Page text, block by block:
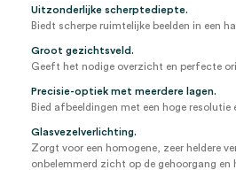
Uitzonderlijke scherptediepte.
Biedt scherpe ruimtelijke beelden in een
Groot gezichtsveld.
Geeft het nodige overzicht en perfecte
Precisie-optiek met meerdere lagen.
Bied afbeeldingen met een hoge resolutie
Glasvezelverlichting.
Zorgt voor een homogene, zeer heldere
onbelemmerd zicht op de gehoorgang en